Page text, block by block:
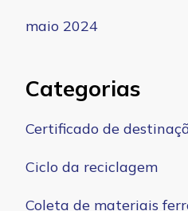
maio 2024
Categorias
Certificado de
Ciclo da reciclagem
Coleta de materiais